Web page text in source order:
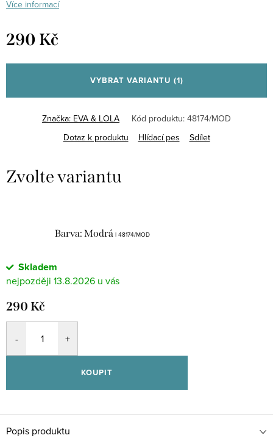
Více informací
290 Kč
cena:
VYBRAT VARIANTU (1)
Značka: EVA & LOLA Kód produktu: 48174/MOD
Dotaz k produktu
Hlídací pes Sdílet
Barva: Modrá | 48174/MOD
Skladem
13.8.2026
290 Kč
KOUPIT
Popis produktu